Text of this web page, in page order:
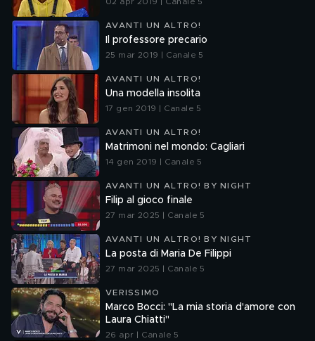
AVANTI UN ALTRO!
Il professore precario
25 mar 2019 | Canale 5
AVANTI UN ALTRO!
Una modella insolita
17 gen 2019 | Canale 5
AVANTI UN ALTRO!
Matrimoni nel mondo: Cagliari
14 gen 2019 | Canale 5
AVANTI UN ALTRO! BY NIGHT
Filip al gioco finale
27 mar 2025 | Canale 5
AVANTI UN ALTRO! BY NIGHT
La posta di Maria De Filippi
27 mar 2025 | Canale 5
VERISSIMO
Marco Bocci: "La mia storia d'amore con
Laura Chiatti"
26 apr | Canale 5